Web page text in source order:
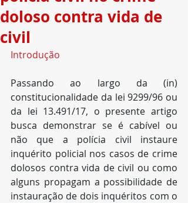
doloso contra vida de
civil
Introdução
Passando ao largo da (in)
constitucionalidade da lei 9299/96 ou
da lei 13.491/17, o presente artigo
busca demonstrar se é cabível ou
não que a polícia civil instaure
inquérito policial nos casos de crime
dolosos contra vida de civil ou como
alguns propagam a possibilidade de
instauração de dois inquéritos com o